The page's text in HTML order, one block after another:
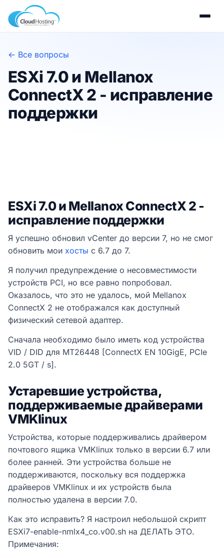
← Все вопросы
ESXi 7.0 и Mellanox
ConnectX 2 - исправление
поддержки
ESXi 7.0 и Mellanox ConnectX 2 -
исправление поддержки
Я успешно обновил vCenter до версии 7, но не смог
обновить мои хосты с 6.7 до 7.
Я получил предупреждение о несовместимости
устройств PCI, но все равно попробовал.
Оказалось, что это не удалось, мой Mellanox
ConnectX 2 не отображался как доступный
физический сетевой адаптер.
Сначала необходимо было иметь код устройства
VID / DID для MT26448 [ConnectX EN 10GigE, PCIe
2.0 5GT / s].
Устаревшие устройства,
поддерживаемые драйверами
VMKlinux
Устройства, которые поддерживались драйвером
почтового ящика VMKlinux только в версии 6.7 или
более ранней. Эти устройства больше не
поддерживаются, поскольку вся поддержка
драйверов VMKlinux и их устройств была
полностью удалена в версии 7.0.
Как это исправить? Я настроил небольшой скрипт
ESXi7-enable-nmlx4_co.v00.sh на ДЕЛАТЬ ЭТО.
Примечания: